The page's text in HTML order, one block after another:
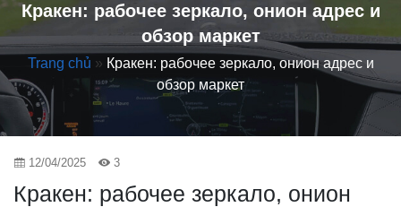
Кракен: рабочее зеркало, онион адрес и
обзор маркет
Trang chủ » Кракен: рабочее зеркало, онион адрес и
обзор маркет
12/04/2025 3
Кракен: рабочее зеркало, онион